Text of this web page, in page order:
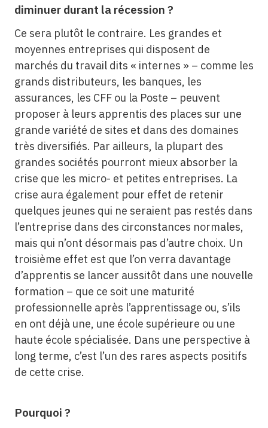
diminuer durant la récession ?
Ce sera plutôt le contraire. Les grandes et
moyennes entreprises qui disposent de
marchés du travail dits « internes » – comme les
grands distributeurs, les banques, les
assurances, les CFF ou la Poste – peuvent
proposer à leurs apprentis des places sur une
grande variété de sites et dans des domaines
très diversifiés. Par ailleurs, la plupart des
grandes sociétés pourront mieux absorber la
crise que les micro- et petites entreprises. La
crise aura également pour effet de retenir
quelques jeunes qui ne seraient pas restés dans
l’entreprise dans des circonstances normales,
mais qui n’ont désormais pas d’autre choix. Un
troisième effet est que l’on verra davantage
d’apprentis se lancer aussitôt dans une nouvelle
formation – que ce soit une maturité
professionnelle après l’apprentissage ou, s’ils
en ont déjà une, une école supérieure ou une
haute école spécialisée. Dans une perspective à
long terme, c’est l’un des rares aspects positifs
de cette crise.
Pourquoi ?